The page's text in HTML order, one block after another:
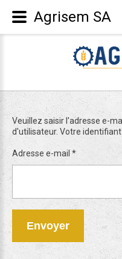
Veuillez saisir l'adresse e-
d'utilisateur. Votre
Adresse e-mail *
Envoyer
Agrisem SA